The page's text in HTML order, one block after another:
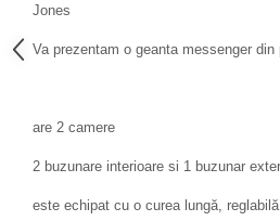
Jones
Va prezentam o geanta messenger
are 2 camere
2 buzunare interioare si 1 buzunar
este echipat cu o curea lungă, reglabilă